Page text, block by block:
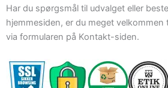
Har du spørgsmål til udvalget eller
hjemmesiden, er du meget velkommen
via formularen på Kontakt-siden.